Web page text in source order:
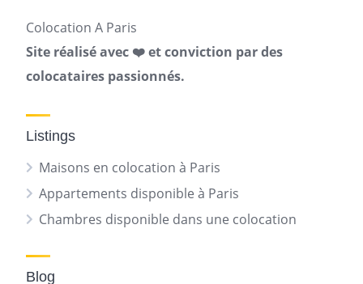
Colocation A Paris
Site réalisé avec ❤️ et conviction par des
colocataires passionnés.
Listings
Maisons en colocation à Paris
Appartements disponible à Paris
Chambres disponible dans une colocation
Blog